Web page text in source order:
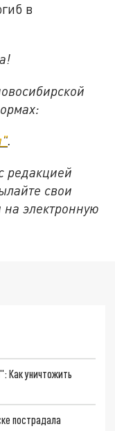
в
.
редакцией
свои
электронную
Как уничтожить
пострадала